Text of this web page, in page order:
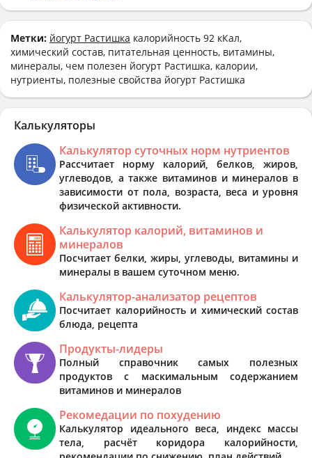
Метки: йогурт Растишка калорийность 92 кКал,
химический состав, питательная ценность, витамины,
минералы, чем полезен йогурт Растишка, калории,
нутриенты, полезные свойства йогурт Растишка
Калькуляторы
Калькулятор суточных норм нутриентов
Рассчитает норму калорий, белков, жиров,
углеводов, а также витаминов и минералов в
зависимости от пола, возраста, веса и уровня
физической активности.
Калькулятор калорий, витаминов и
минералов
Посчитает белки, жиры, углеводы, витамины и
минералы в вашем суточном меню.
Калькулятор-анализатор рецептов
Посчитает калорийность и химический состав
блюда, рецепта
Продукты-лидеры
Полный справочник самых полезных
продуктов с маскимальным содержанием
витаминов и минералов
Рекомедации по похудению
Калькулятор идеального веса, индекс массы
тела, расчёт коридора калорийности,